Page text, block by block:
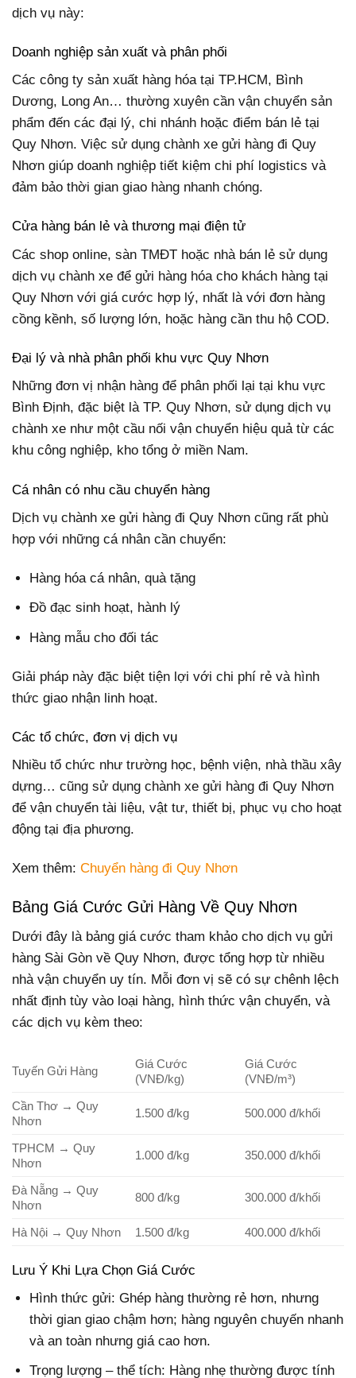
dịch vụ này:
Doanh nghiệp sản xuất và phân phối
Các công ty sản xuất hàng hóa tại TP.HCM, Bình
Dương, Long An… thường xuyên cần vận chuyển sản
phẩm đến các đại lý, chi nhánh hoặc điểm bán lẻ tại
Quy Nhơn. Việc sử dụng chành xe gửi hàng đi Quy
Nhơn giúp doanh nghiệp tiết kiệm chi phí logistics và
đảm bảo thời gian giao hàng nhanh chóng.
Cửa hàng bán lẻ và thương mại điện tử
Các shop online, sàn TMĐT hoặc nhà bán lẻ sử dụng
dịch vụ chành xe để gửi hàng hóa cho khách hàng tại
Quy Nhơn với giá cước hợp lý, nhất là với đơn hàng
cồng kềnh, số lượng lớn, hoặc hàng cần thu hộ COD.
Đại lý và nhà phân phối khu vực Quy Nhơn
Những đơn vị nhận hàng để phân phối lại tại khu vực
Bình Định, đặc biệt là TP. Quy Nhơn, sử dụng dịch vụ
chành xe như một cầu nối vận chuyển hiệu quả từ các
khu công nghiệp, kho tổng ở miền Nam.
Cá nhân có nhu cầu chuyển hàng
Dịch vụ chành xe gửi hàng đi Quy Nhơn cũng rất phù
hợp với những cá nhân cần chuyển:
Hàng hóa cá nhân, quà tặng
Đồ đạc sinh hoạt, hành lý
Hàng mẫu cho đối tác
Giải pháp này đặc biệt tiện lợi với chi phí rẻ và hình
thức giao nhận linh hoạt.
Các tổ chức, đơn vị dịch vụ
Nhiều tổ chức như trường học, bệnh viện, nhà thầu xây
dựng… cũng sử dụng chành xe gửi hàng đi Quy Nhơn
để vận chuyển tài liệu, vật tư, thiết bị, phục vụ cho hoạt
động tại địa phương.
Xem thêm: Chuyển hàng đi Quy Nhơn
Bảng Giá Cước Gửi Hàng Về Quy Nhơn
Dưới đây là bảng giá cước tham khảo cho dịch vụ gửi
hàng Sài Gòn về Quy Nhơn, được tổng hợp từ nhiều
nhà vận chuyển uy tín. Mỗi đơn vị sẽ có sự chênh lệch
nhất định tùy vào loại hàng, hình thức vận chuyển, và
các dịch vụ kèm theo:
Tuyến Gửi Hàng
Giá Cước
(VNĐ/kg)
Giá Cước
(VNĐ/m³)
Cần Thơ → Quy
Nhơn
1.500 đ/kg 500.000 đ/khối
TPHCM → Quy
Nhơn
1.000 đ/kg 350.000 đ/khối
Đà Nẵng → Quy
Nhơn
800 đ/kg 300.000 đ/khối
Hà Nội → Quy Nhơn 1.500 đ/kg 400.000 đ/khối
Lưu Ý Khi Lựa Chọn Giá Cước
Hình thức gửi: Ghép hàng thường rẻ hơn, nhưng
thời gian giao chậm hơn; hàng nguyên chuyến nhanh
và an toàn nhưng giá cao hơn.
Trọng lượng – thể tích: Hàng nhẹ thường được tính